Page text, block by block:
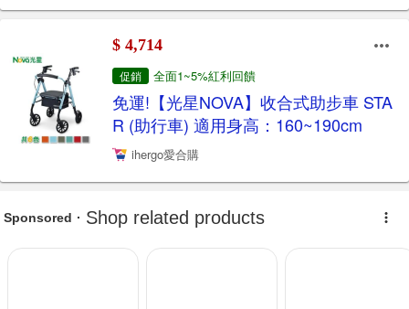
$ 4,714
促銷 全面1~5%紅利回饋
免運!【光星NOVA】收合式助步車 STA
R (助行車) 適用身高：160~190cm
ihergo愛合購